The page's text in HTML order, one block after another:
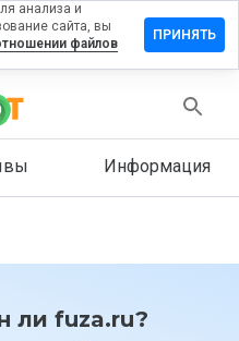
Информация
ли fuza.ru?
анализа и
сайта, вы
файлов
ПРИНЯТЬ